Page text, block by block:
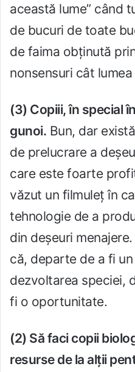
această lume” când
de bucuri de toate
de faima obținută
nonsensuri cât lumea
(3) Copiii, în special
gunoi. Bun, dar
de prelucrare a
care este foarte
văzut un filmuleț în
tehnologie de a
din deșeuri
că, departe de a fi
dezvoltarea speciei,
fi o oportunitate.
(2) Să faci copii
resurse de la alții